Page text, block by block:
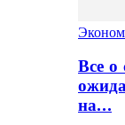
Все о
на…